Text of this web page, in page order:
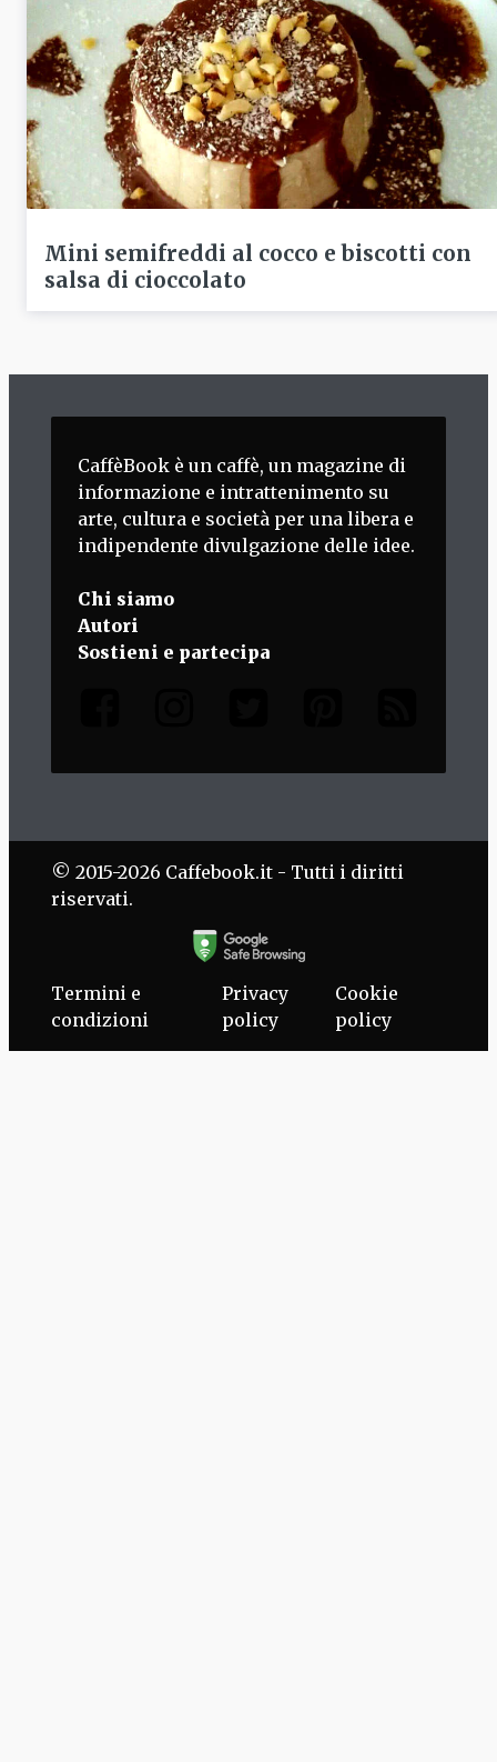
Mini semifreddi al cocco e biscotti con
salsa di cioccolato
CaffèBook è un caffè, un magazine di
informazione e intrattenimento su
arte, cultura e società per una libera e
indipendente divulgazione delle idee.
Chi siamo
Autori
Sostieni e partecipa
© 2015-2026 Caffebook.it - Tutti i diritti
riservati.
Termini e
condizioni
Privacy
policy
Cookie
policy